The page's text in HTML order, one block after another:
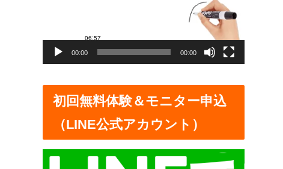
ー
ヤ
ー
00:00 00:00
初回無料体験＆モニター申込
（LINE公式アカウント）